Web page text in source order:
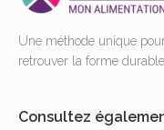
Une méthode unique
retrouver la forme
Consultez